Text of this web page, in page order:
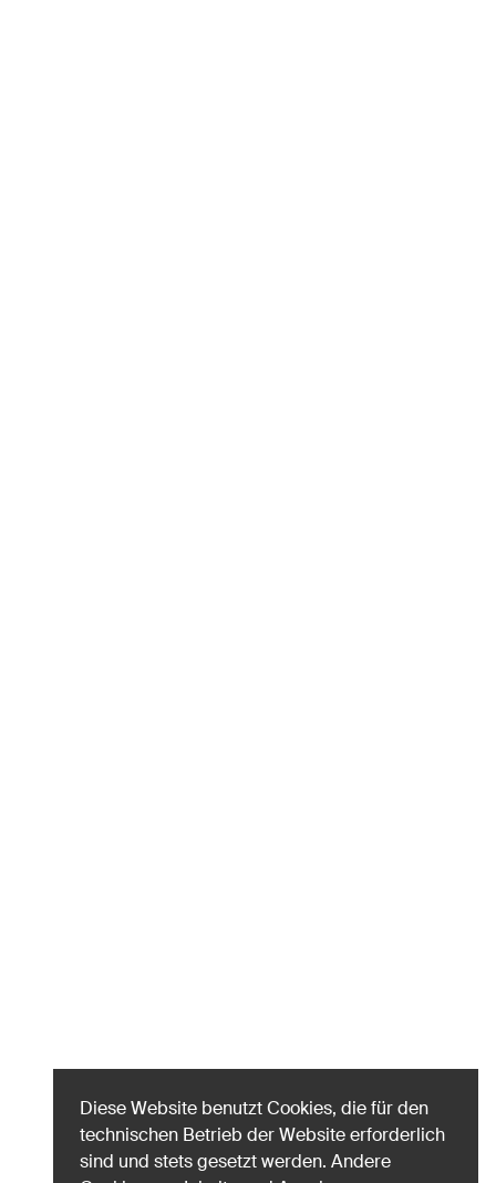
Diese Website benutzt Cookies, die für den
technischen Betrieb der Website erforderlich
sind und stets gesetzt werden. Andere